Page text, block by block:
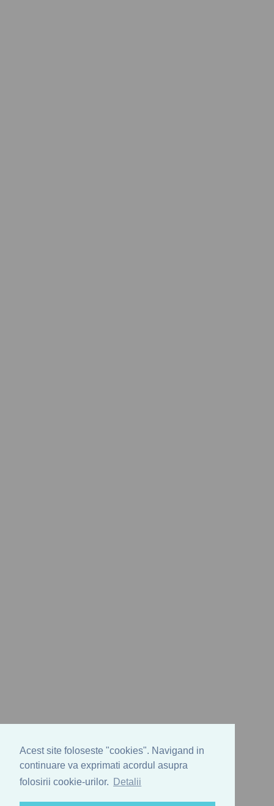
Acest site foloseste "cookies". Navigand in
continuare va exprimati acordul asupra
folosirii cookie-urilor.
Detalii